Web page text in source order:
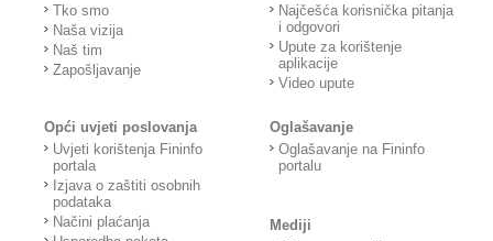
Tko smo
Naša vizija
Naš tim
Zapošljavanje
Najčešća korisnička pitanja
i odgovori
Upute za korištenje
aplikacije
Video upute
Opći uvjeti poslovanja
Uvjeti korištenja Fininfo
portala
Izjava o zaštiti osobnih
podataka
Načini plaćanja
Oglašavanje
Oglašavanje na Fininfo
portalu
Mediji